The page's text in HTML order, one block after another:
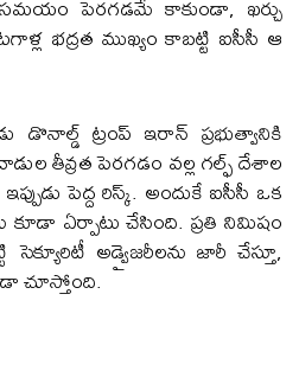
పెరగడమే కాకుండా, ఖర్చు
భద్రత ముఖ్యం కాబట్టి ఐసీసీ ఆ
డొనాల్డ్ ట్రంప్ ఇరాన్ ప్రభుత్వానికి
తీవ్రత పెరగడం వల్ల గల్ఫ్ దేశాల
పెద్ద రిస్క్. అందుకే ఐసీసీ ఒక
కూడా ఏర్పాటు చేసింది. ప్రతి నిమిషం
సెక్యూరిటీ అడ్వైజరీలను జారీ చేస్తూ,
చూస్తోంది.